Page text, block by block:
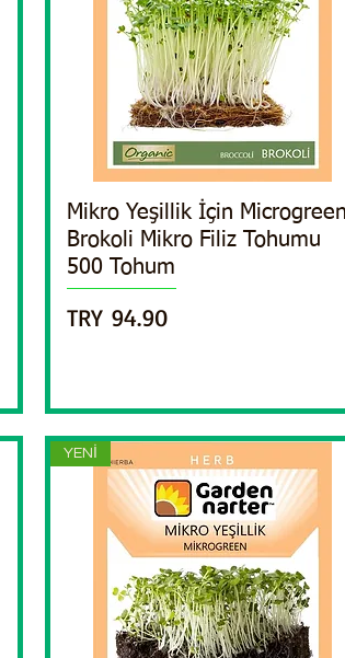
Quick View
Mikro Yeşillik İçin Microgreen
Brokoli Mikro Filiz Tohumu
500 Tohum
Price
TRY 94.90
YENİ